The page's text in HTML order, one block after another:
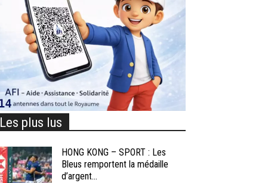
Les plus lus
HONG KONG – SPORT : Les
Bleus remportent la médaille
d’argent...